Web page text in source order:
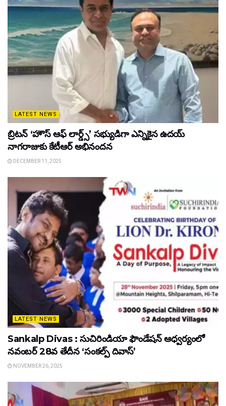
LATEST NEWS
బ్రిటన్ ‘హౌస్ ఆఫ్ లార్డ్స్’ సభ్యుడిగా ఎన్నికైన ఉదయ్
నాగరాజుకు కేటీఆర్ అభినందన
DECEMBER 11, 2025
LATEST NEWS
Sankalp Divas : సుచిరిండియా ఫౌండేషన్ ఆధ్వర్యంలో
నవంబర్ 28వ తేదీన ‘సంకల్ప్ దివాస్’
NOVEMBER 26, 2025